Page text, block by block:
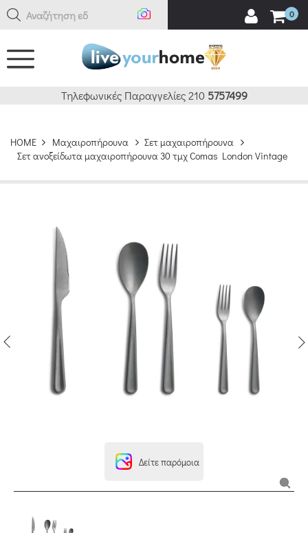
Αναζήτηση εδώ 0
Τηλεφωνικές Παραγγελίες 210 5757499
HOME Μαχαιροπήρουνα
Σετ μαχαιροπήρουνα
Σετ ανοξείδωτα μαχαιροπήρουνα 30 τμχ Comas London Vintage
Δείτε παρόμοια